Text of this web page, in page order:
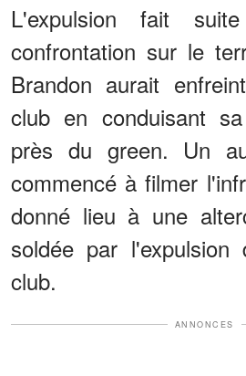
L'expulsion fait
confrontation sur le
Brandon aurait
club en conduisant
près du green. Un
commencé à filmer
donné lieu à une
soldée par l'expulsion
club.
ANNONCES